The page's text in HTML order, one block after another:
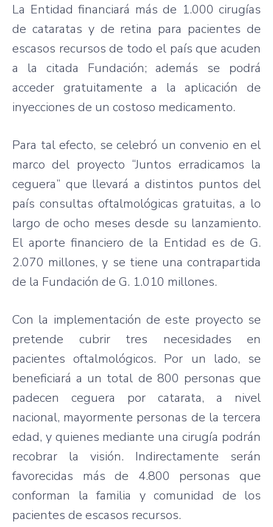
La Entidad financiará más de 1.000 cirugías
de cataratas y de retina para pacientes de
escasos recursos de todo el país que acuden
a la citada Fundación; además se podrá
acceder gratuitamente a la aplicación de
inyecciones de un costoso medicamento.
Para tal efecto, se celebró un convenio en el
marco del proyecto “Juntos erradicamos la
ceguera” que llevará a distintos puntos del
país consultas oftalmológicas gratuitas, a lo
largo de ocho meses desde su lanzamiento.
El aporte financiero de la Entidad es de G.
2.070 millones, y se tiene una contrapartida
de la Fundación de G. 1.010 millones.
Con la implementación de este proyecto se
pretende cubrir tres necesidades en
pacientes oftalmológicos. Por un lado, se
beneficiará a un total de 800 personas que
padecen ceguera por catarata, a nivel
nacional, mayormente personas de la tercera
edad, y quienes mediante una cirugía podrán
recobrar la visión. Indirectamente serán
favorecidas más de 4.800 personas que
conforman la familia y comunidad de los
pacientes de escasos recursos.